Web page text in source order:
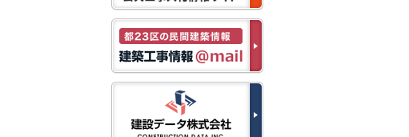
ます。
下記の期間につきまし
て、弊社休業のため情報
更新を停止させていただ
きます。
【期間】１２月２７日
(土)～１月４日(日)
上記の期間、情報の更新
がされませんので、ご了